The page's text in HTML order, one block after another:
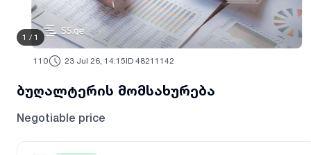
1 / 1
110 23 Jul 26, 14:15ID 48211142
ბუღალტერის მომსახურება
Negotiable price